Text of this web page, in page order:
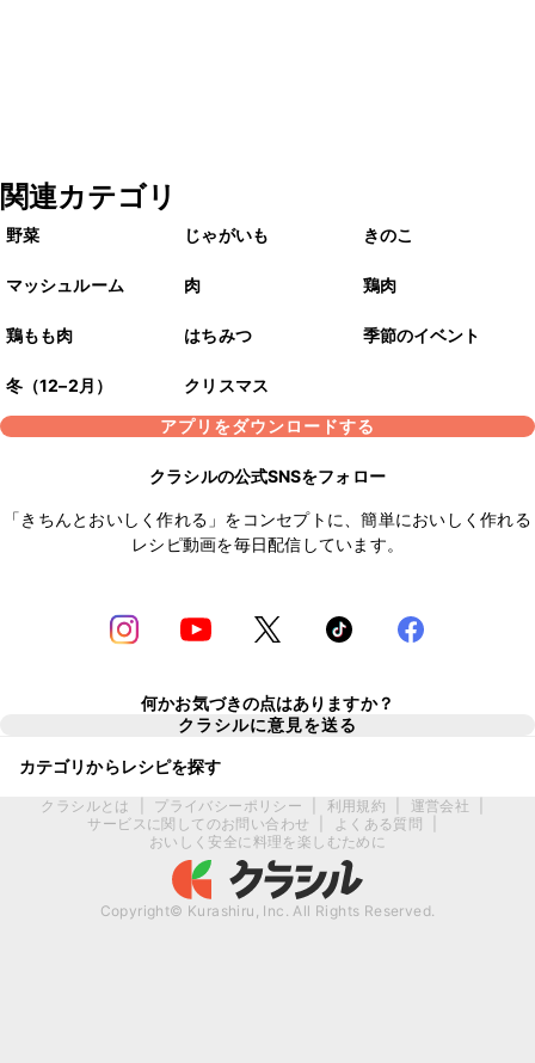
関連カテゴリ
野菜 じゃがいも きのこ
マッシュルーム 肉 鶏肉
鶏もも肉 はちみつ 季節のイベント
冬（12–2月）
クリスマス
アプリをダウンロードする
クラシルの公式SNSをフォロー
「きちんとおいしく作れる」をコンセプトに、簡単においしく作れる
レシピ動画を毎日配信しています。
何かお気づきの点はありますか？
クラシルに意見を送る
カテゴリからレシピを探す
クラシルとは プライバシーポリシー 利用規約 運営会社
サービスに関してのお問い合わせ
よくある質問
おいしく安全に料理を楽しむために
Copyright© Kurashiru, Inc. All Rights Reserved.